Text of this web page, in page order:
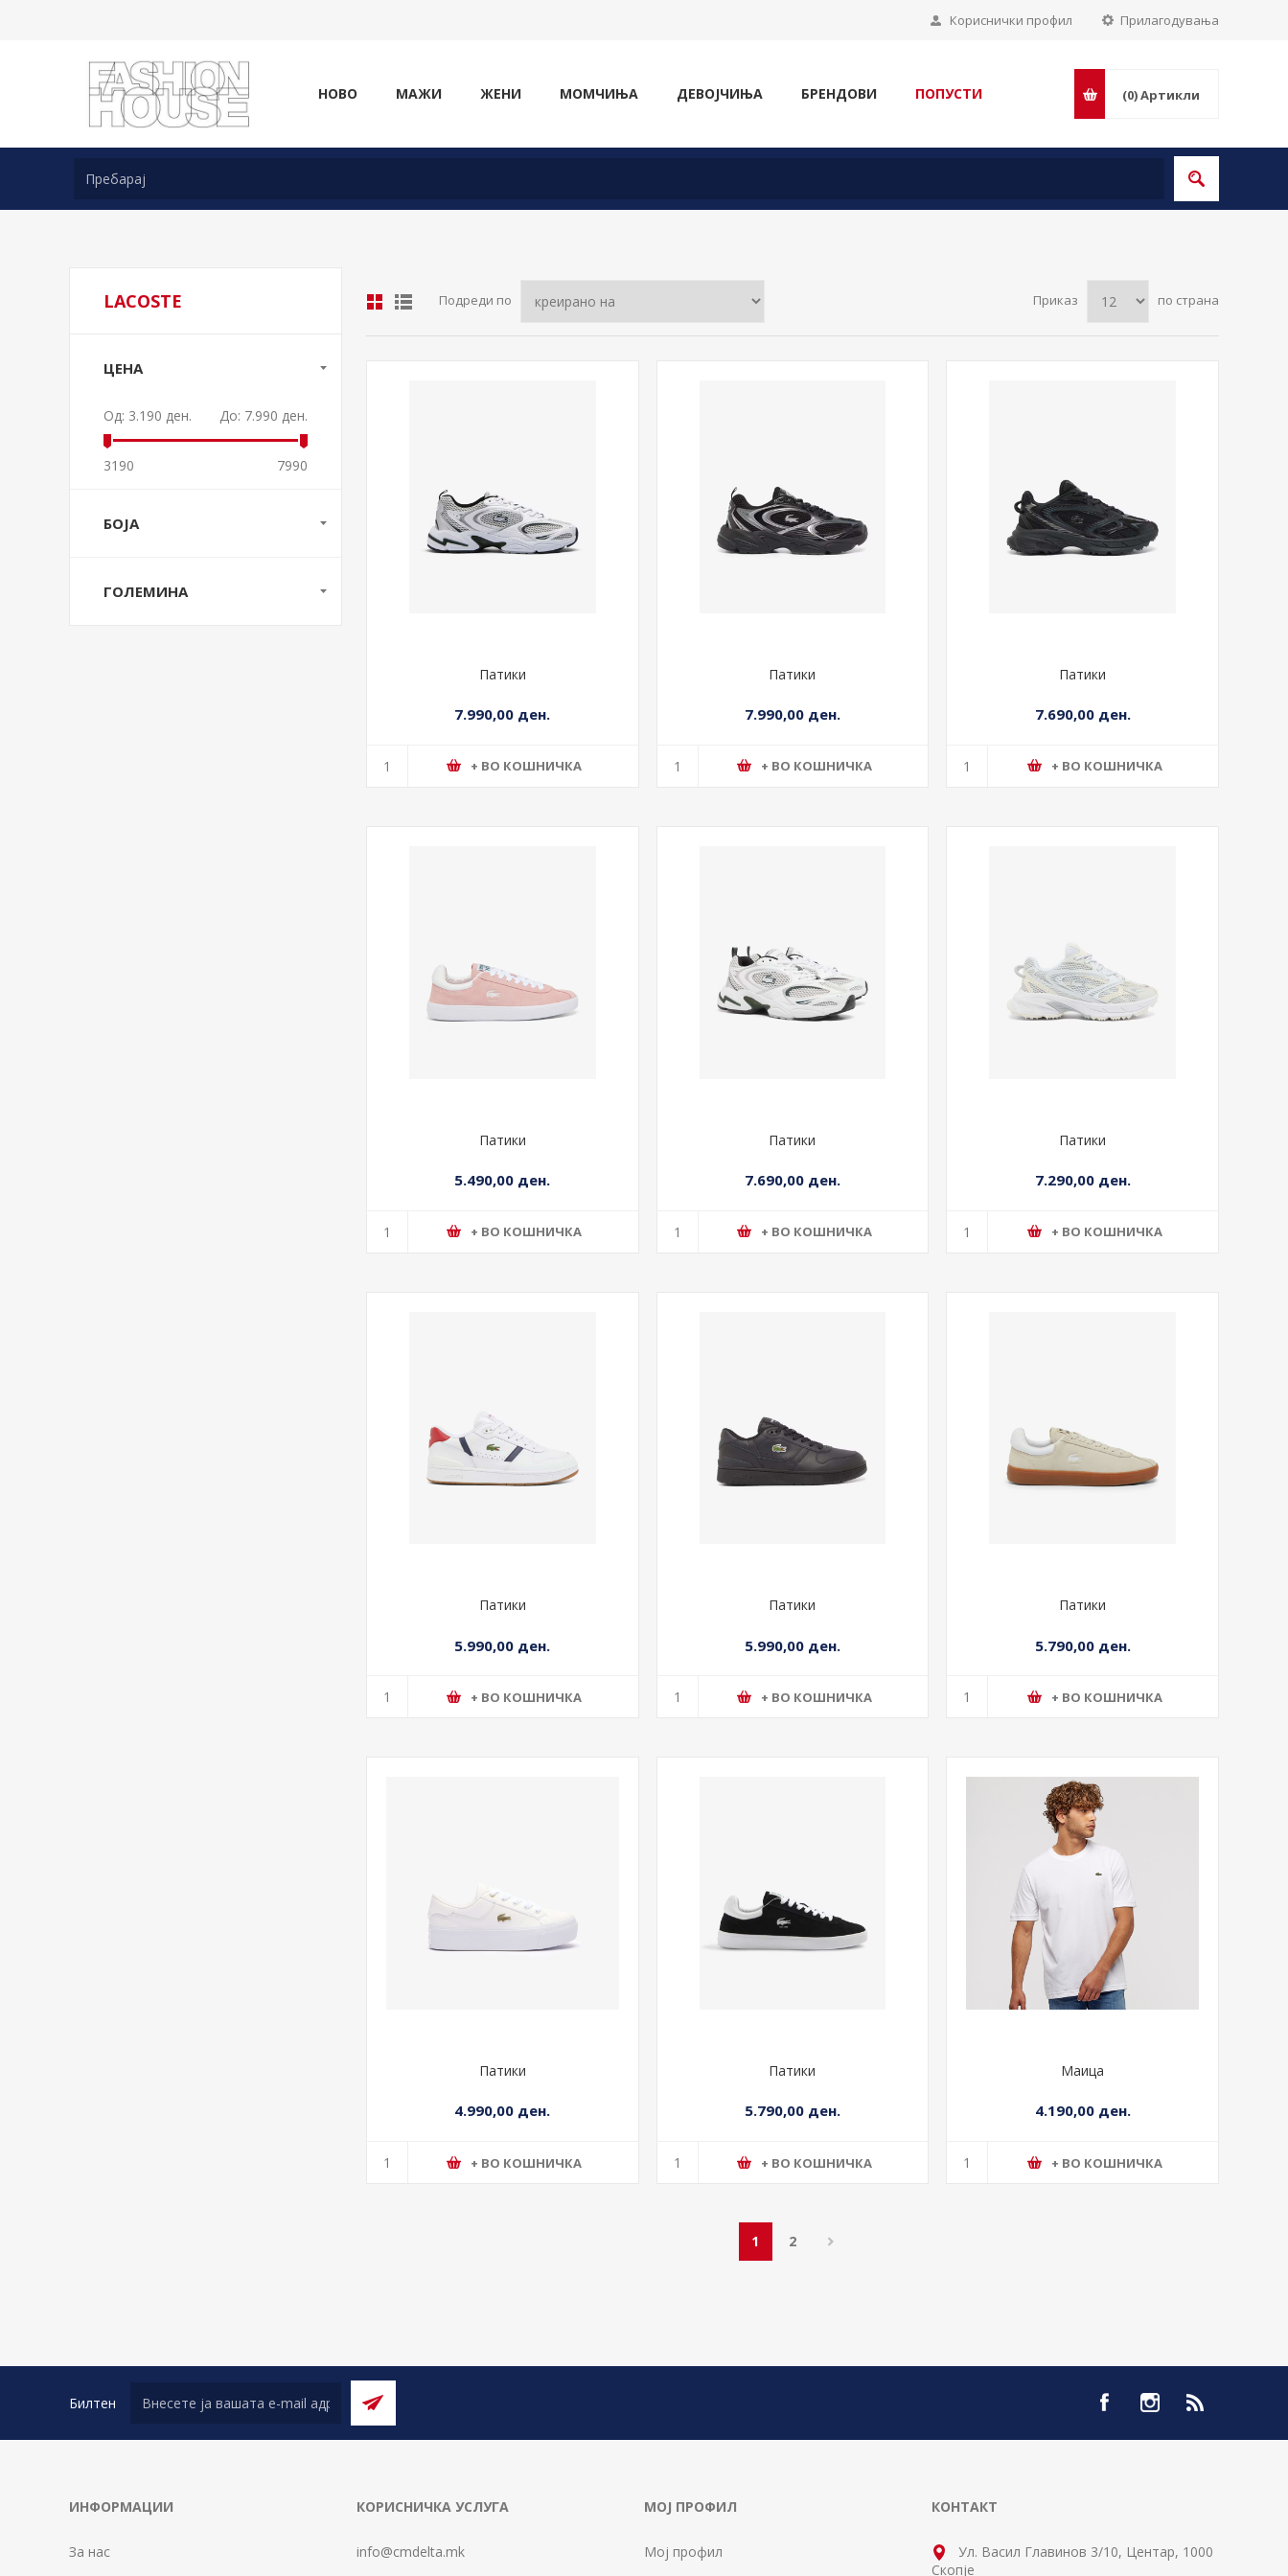
Прилагодувања
Кориснички профил
НОВО МАЖИ ЖЕНИ МОМЧИЊА ДЕВОЈЧИЊА БРЕНДОВИ ПОПУСТИ (0)Артикли
Подреди по Приказ по страна
Патики
7.990,00 ден.
+ ВО КОШНИЧКА
Патики
7.990,00 ден.
+ ВО КОШНИЧКА
Патики
7.690,00 ден.
+ ВО КОШНИЧКА
Патики
5.490,00 ден.
+ ВО КОШНИЧКА
Патики
7.690,00 ден.
+ ВО КОШНИЧКА
Патики
7.290,00 ден.
+ ВО КОШНИЧКА
Патики
5.990,00 ден.
+ ВО КОШНИЧКА
Патики
5.990,00 ден.
+ ВО КОШНИЧКА
Патики
5.790,00 ден.
+ ВО КОШНИЧКА
Патики
4.990,00 ден.
+ ВО КОШНИЧКА
Патики
5.790,00 ден.
+ ВО КОШНИЧКА
Маица
4.190,00 ден.
+ ВО КОШНИЧКА
1 2
LACOSTE
ЦЕНА
Од: 3.190 ден. До: 7.990 ден.
3190 7990
БОЈА
ГОЛЕМИНА
Билтен
ИНФОРМАЦИИ
За нас
КОРИСНИЧКА УСЛУГА
info@cmdelta.mk
МОЈ ПРОФИЛ
Мој профил
КОНТАКТ
Ул. Васил Главинов 3/10, Центар, 1000
Скопје